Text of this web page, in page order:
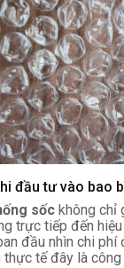
đầu tư vào bao
sốc không chỉ
trực tiếp đến hiệu
đầu nhìn chi
thực tế đây là